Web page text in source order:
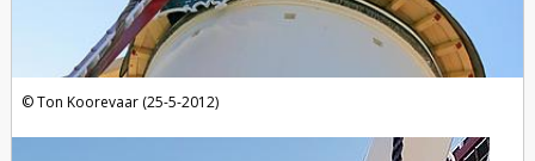
Ton Koorevaar (25-5-2012)